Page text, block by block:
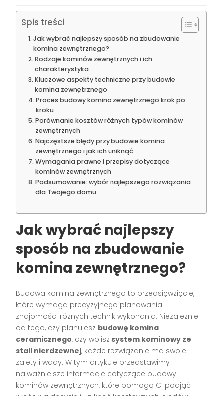
Spis treści
Jak wybrać najlepszy sposób na zbudowanie
komina zewnętrznego?
Rodzaje kominów zewnętrznych i ich
charakterystyka
Kluczowe aspekty techniczne przy budowie
komina zewnętrznego
Proces budowy komina zewnętrznego krok po
kroku
Porównanie kosztów różnych typów kominów
zewnętrznych
Najczęstsze błędy przy budowie komina
zewnętrznego i jak ich uniknąć
Wymagania prawne i przepisy dotyczące
kominów zewnętrznych
Podsumowanie: wybór najlepszego rozwiązania
dla Twojego domu
Jak wybrać najlepszy
sposób na zbudowanie
komina zewnętrznego?
Budowa komina zewnętrznego to przedsięwzięcie,
które wymaga precyzyjnego planowania i
znajomości różnych technik wykonania. Niezależnie
od tego, czy planujesz budowę komina
ceramicznego, czy wolisz system kominowy ze
stali nierdzewnej, każde rozwiązanie ma swoje
zalety i wady. W tym artykule przedstawimy
najważniejsze informacje dotyczące budowy
kominów zewnętrznych, które pomogą Ci podjąć